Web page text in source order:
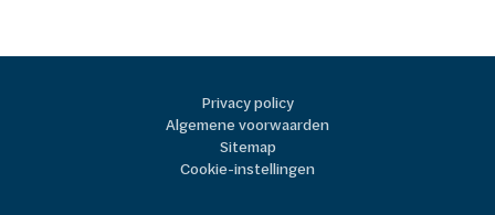
Privacy policy
Algemene voorwaarden
Sitemap
Cookie-instellingen